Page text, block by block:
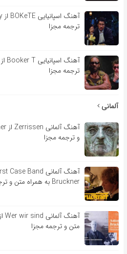
ترجمه مجزا
ترجمه مجزا
آلمانی
و ترجمه مجزا
Bruckner به همراه متن و ترجمه مجزا
متن و ترجمه مجزا